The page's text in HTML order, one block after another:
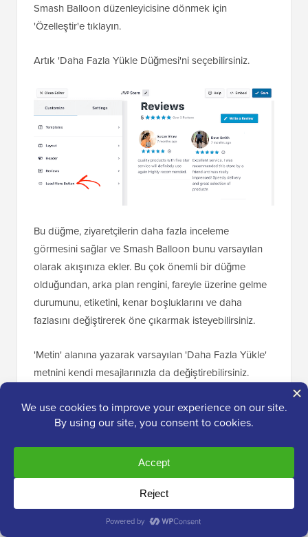
Smash Balloon düzenleyicisine dönmek için
'Özelleştir'e tıklayın.
Artık 'Daha Fazla Yükle Düğmesi'ni seçebilirsiniz.
Bu düğme, ziyaretçilerin daha fazla inceleme
görmesini sağlar ve Smash Balloon bunu varsayılan
olarak akışınıza ekler. Bu çok önemli bir düğme
olduğundan, arka plan rengini, fareyle üzerine gelme
durumunu, etiketini, kenar boşluklarını ve daha
fazlasını değiştirerek öne çıkarmak isteyebilirsiniz.
'Metin' alanına yazarak varsayılan 'Daha Fazla Yükle'
metnini kendi mesajlarınızla da değiştirebilirsiniz.